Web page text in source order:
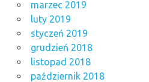
marzec 2019
luty 2019
styczeń 2019
grudzień 2018
listopad 2018
październik 2018